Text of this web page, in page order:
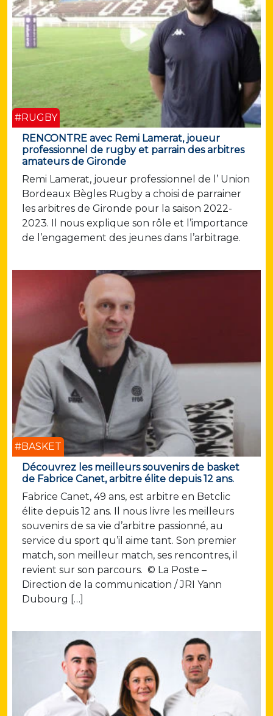
#RUGBY
RENCONTRE avec Remi Lamerat, joueur
professionnel de rugby et parrain des arbitres
amateurs de Gironde
Remi Lamerat, joueur professionnel de l’ Union
Bordeaux Bègles Rugby a choisi de parrainer
les arbitres de Gironde pour la saison 2022-
2023. Il nous explique son rôle et l’importance
de l’engagement des jeunes dans l’arbitrage.
#BASKET
Découvrez les meilleurs souvenirs de basket
de Fabrice Canet, arbitre élite depuis 12 ans.
Fabrice Canet, 49 ans, est arbitre en Betclic
élite depuis 12 ans. Il nous livre les meilleurs
souvenirs de sa vie d’arbitre passionné, au
service du sport qu’il aime tant. Son premier
match, son meilleur match, ses rencontres, il
revient sur son parcours. © La Poste –
Direction de la communication / JRI Yann
Dubourg […]